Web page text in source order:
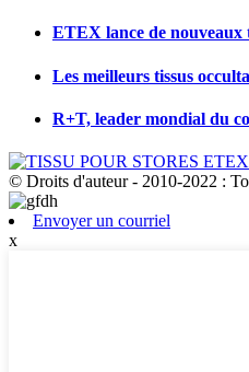
ETEX lance de nouveaux
Les meilleurs tissus
R+T, leader mondial du
© Droits d'auteur - 2010-2022 :
Envoyer un courriel
x